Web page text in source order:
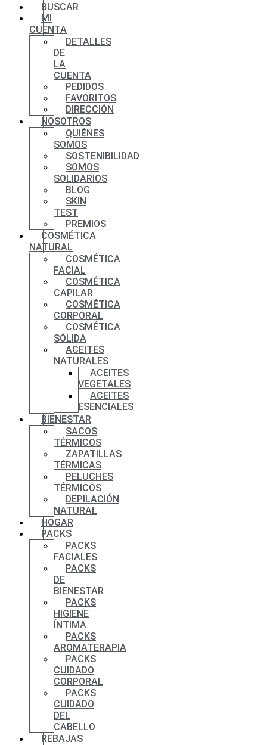
BUSCAR
MI
CUENTA
DETALLES
DE
LA
CUENTA
PEDIDOS
FAVORITOS
DIRECCIÓN
NOSOTROS
QUIÉNES
SOMOS
SOSTENIBILIDAD
SOMOS
SOLIDARIOS
BLOG
SKIN
TEST
PREMIOS
COSMÉTICA
NATURAL
COSMÉTICA
FACIAL
COSMÉTICA
CAPILAR
COSMÉTICA
CORPORAL
COSMÉTICA
SÓLIDA
ACEITES
NATURALES
ACEITES
VEGETALES
ACEITES
ESENCIALES
BIENESTAR
SACOS
TÉRMICOS
ZAPATILLAS
TÉRMICAS
PELUCHES
TÉRMICOS
DEPILACIÓN
NATURAL
HOGAR
PACKS
PACKS
FACIALES
PACKS
DE
BIENESTAR
PACKS
HIGIENE
ÍNTIMA
PACKS
AROMATERAPIA
PACKS
CUIDADO
CORPORAL
PACKS
CUIDADO
DEL
CABELLO
REBAJAS